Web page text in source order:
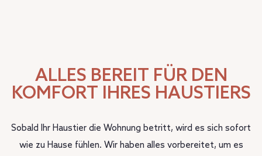
ALLES BEREIT FÜR DEN
KOMFORT IHRES HAUSTIERS
Sobald Ihr Haustier die Wohnung betritt, wird es sich sofort
wie zu Hause fühlen. Wir haben alles vorbereitet, um es